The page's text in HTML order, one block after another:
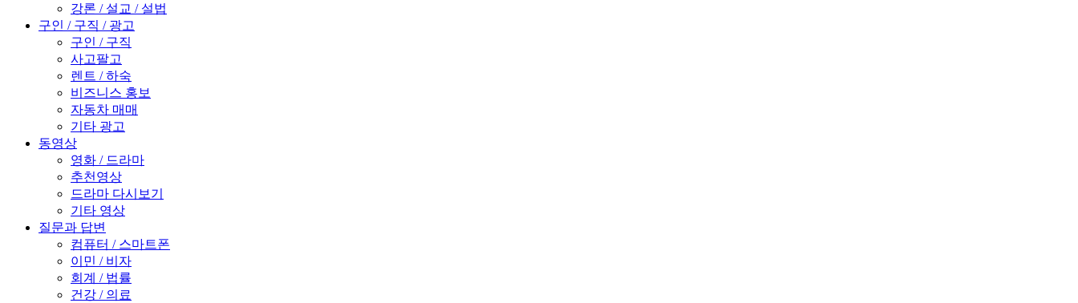
강론 / 설교 / 설법
구인 / 구직 / 광고
구인 / 구직
사고팔고
렌트 / 하숙
비즈니스 홍보
자동차 매매
기타 광고
동영상
영화 / 드라마
추천영상
드라마 다시보기
기타 영상
질문과 답변
컴퓨터 / 스마트폰
이민 / 비자
회계 / 법률
건강 / 의료